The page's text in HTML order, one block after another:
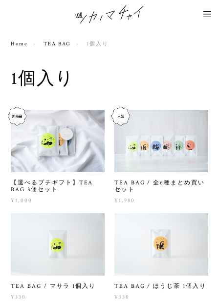
Home TEA BAG 1個入り
1個入り
【選べるプチギフト】TEA
BAG 3個セット
¥1,000
TEA BAG / 全6種まとめ買い
セット
¥1,980
TEA BAG / マサラ 1個入り
¥330
TEA BAG / ほうじ茶 1個入り
¥330